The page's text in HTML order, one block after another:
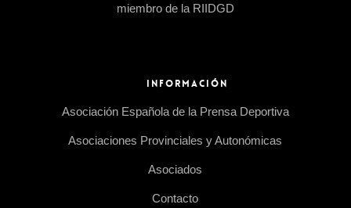
miembro de la RIIDGD
INFORMACIÓN
Asociación Española de la Prensa Deportiva
Asociaciones Provinciales y Autonómicas
Asociados
Contacto